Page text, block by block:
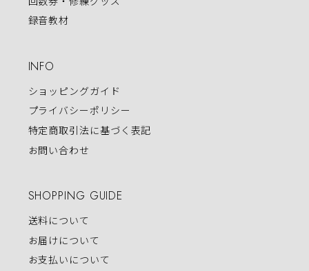
録音教材
INFO
ショッピングガイド
プライバシーポリシー
特定商取引法に基づく表記
お問い合わせ
SHOPPING GUIDE
送料について
お届けについて
お支払いについて